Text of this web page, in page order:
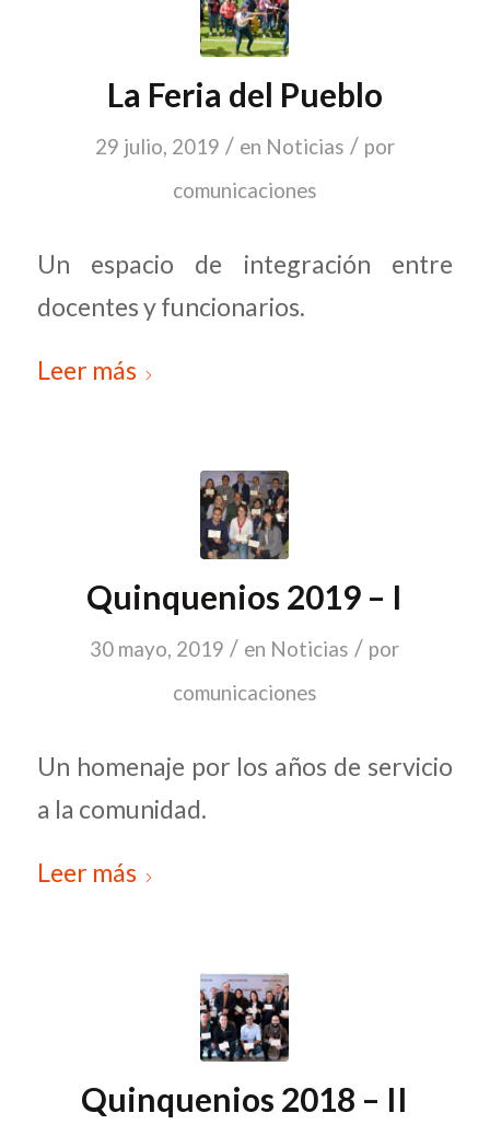
La Feria del Pueblo
29 julio, 2019 / en Noticias / por
comunicaciones
Un espacio de integración entre
docentes y funcionarios.
Leer más
Quinquenios 2019 – I
30 mayo, 2019 / en Noticias / por
comunicaciones
Un homenaje por los años de servicio
a la comunidad.
Leer más
Quinquenios 2018 – II